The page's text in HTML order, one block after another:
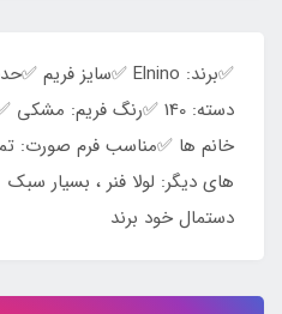
خانم ها ✅️مناسب فرم صورت:
های دیگر: لولا فنر ، بسیار
دستمال خود برند